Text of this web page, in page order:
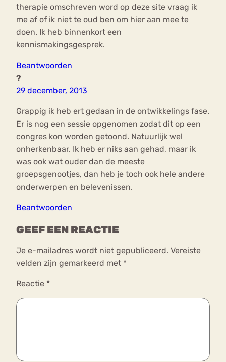
therapie omschreven word op deze site vraag ik
me af of ik niet te oud ben om hier aan mee te
doen. Ik heb binnenkort een
kennismakingsgesprek.
Beantwoorden
?
29 december, 2013
Grappig ik heb ert gedaan in de ontwikkelings fase.
Er is nog een sessie opgenomen zodat dit op een
congres kon worden getoond. Natuurlijk wel
onherkenbaar. Ik heb er niks aan gehad, maar ik
was ook wat ouder dan de meeste
groepsgenootjes, dan heb je toch ook hele andere
onderwerpen en belevenissen.
Beantwoorden
GEEF EEN REACTIE
Je e-mailadres wordt niet gepubliceerd. Vereiste
velden zijn gemarkeerd met *
Reactie *